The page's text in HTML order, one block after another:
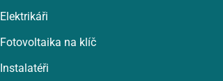
Elektrikáři
Fotovoltaika na klíč
Instalatéři